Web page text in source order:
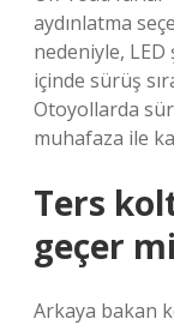
aydınlatma
nedeniyle,
içinde sürüş
Otoyollarda
muhafaza ile
Ters
geçer
Arkaya bakan